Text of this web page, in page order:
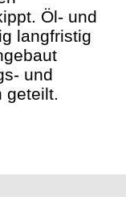
Öl- und
langfristig
und
geteilt.